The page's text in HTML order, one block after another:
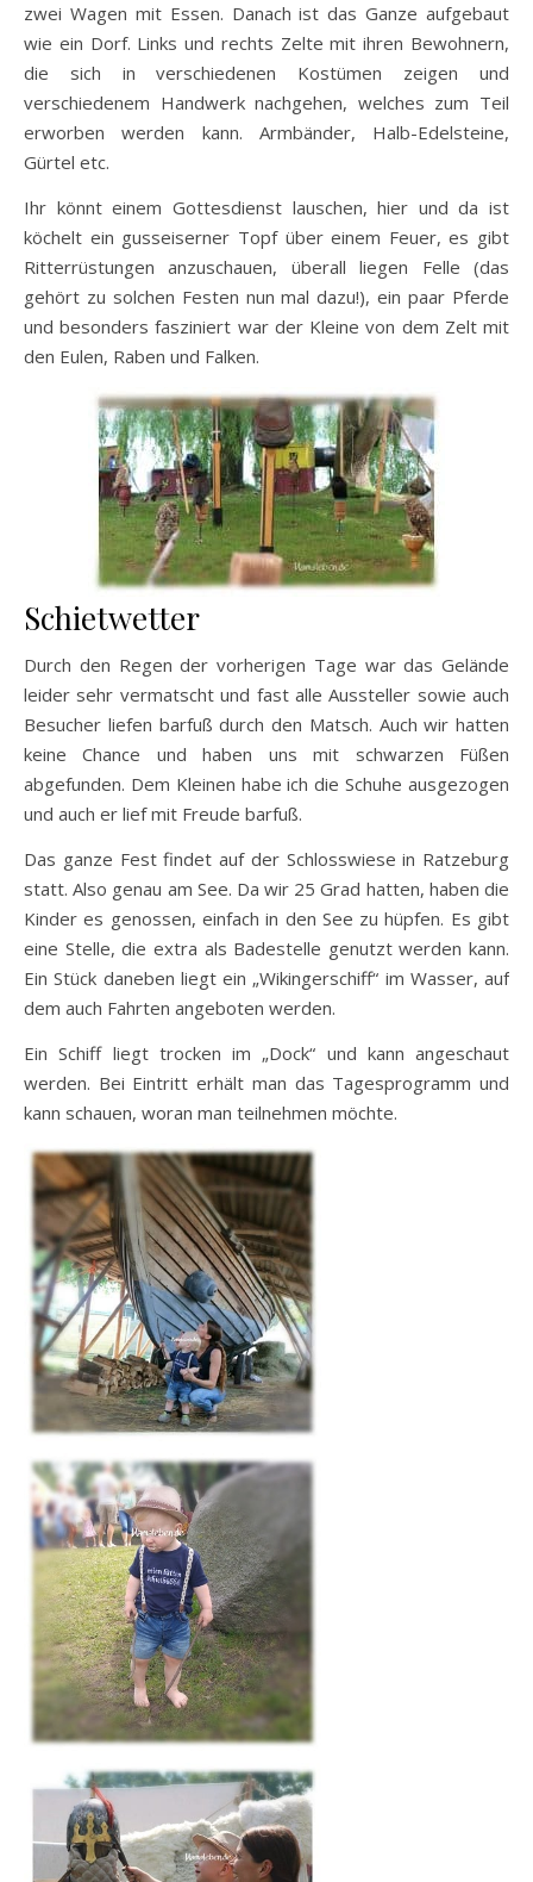
zwei Wagen mit Essen. Danach ist das Ganze aufgebaut
wie ein Dorf. Links und rechts Zelte mit ihren Bewohnern,
die sich in verschiedenen Kostümen zeigen und
verschiedenem Handwerk nachgehen, welches zum Teil
erworben werden kann. Armbänder, Halb-Edelsteine,
Gürtel etc.
Ihr könnt einem Gottesdienst lauschen, hier und da ist
köchelt ein gusseiserner Topf über einem Feuer, es gibt
Ritterrüstungen anzuschauen, überall liegen Felle (das
gehört zu solchen Festen nun mal dazu!), ein paar Pferde
und besonders fasziniert war der Kleine von dem Zelt mit
den Eulen, Raben und Falken.
Schietwetter
Durch den Regen der vorherigen Tage war das Gelände
leider sehr vermatscht und fast alle Aussteller sowie auch
Besucher liefen barfuß durch den Matsch. Auch wir hatten
keine Chance und haben uns mit schwarzen Füßen
abgefunden. Dem Kleinen habe ich die Schuhe ausgezogen
und auch er lief mit Freude barfuß.
Das ganze Fest findet auf der Schlosswiese in Ratzeburg
statt. Also genau am See. Da wir 25 Grad hatten, haben die
Kinder es genossen, einfach in den See zu hüpfen. Es gibt
eine Stelle, die extra als Badestelle genutzt werden kann.
Ein Stück daneben liegt ein „Wikingerschiff“ im Wasser, auf
dem auch Fahrten angeboten werden.
Ein Schiff liegt trocken im „Dock“ und kann angeschaut
werden. Bei Eintritt erhält man das Tagesprogramm und
kann schauen, woran man teilnehmen möchte.